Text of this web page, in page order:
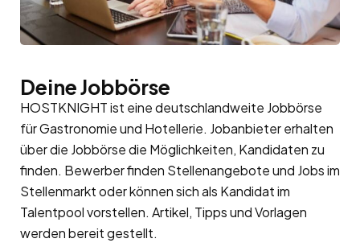
Deine Jobbörse
HOSTKNIGHT ist eine deutschlandweite Jobbörse
für Gastronomie und Hotellerie. Jobanbieter erhalten
über die Jobbörse die Möglichkeiten, Kandidaten zu
finden. Bewerber finden Stellenangebote und Jobs im
Stellenmarkt oder können sich als Kandidat im
Talentpoolvorstellen. Artikel, Tipps und Vorlagen
werden bereit gestellt.